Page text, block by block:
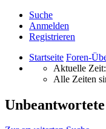
Suche
Anmelden
Registrieren
Startseite Foren-
Aktuelle
Alle Zeiten